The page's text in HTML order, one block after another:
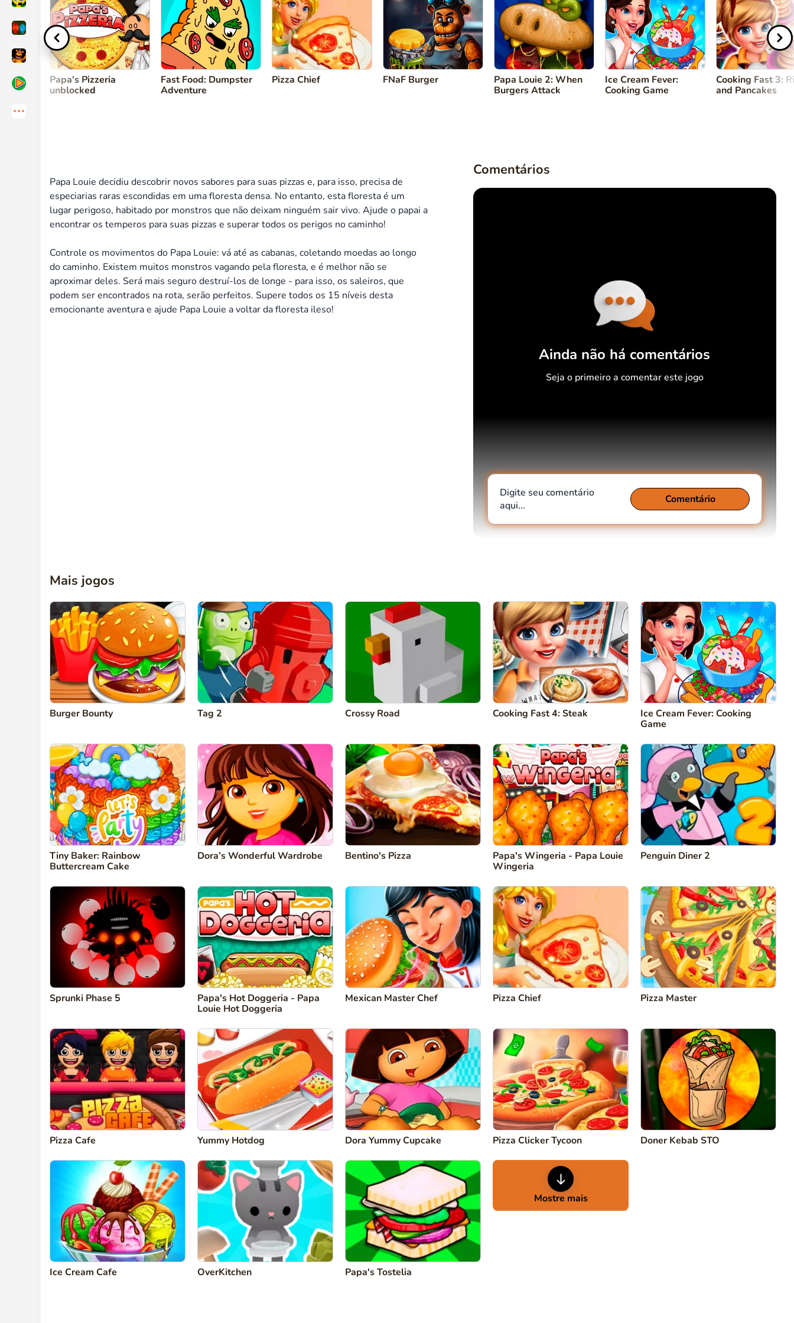
Controle Papa Louie Saltar Atacar Jogar
Papa's Pizzeria
unblocked
Fast Food: Dumpster
Adventure
Pizza Chief FNaF Burger
Papa Louie 2: When
Burgers Attack
Ice Cream Fever:
Cooking Game
Cooking Fast 3:
and Pancakes
Papa Louie decidiu descobrir novos sabores para suas pizzas e, para isso, precisa de
especiarias raras escondidas em uma floresta densa. No entanto, esta floresta é um
lugar perigoso, habitado por monstros que não deixam ninguém sair vivo. Ajude o papai a
encontrar os temperos para suas pizzas e superar todos os perigos no caminho!
Controle os movimentos do Papa Louie: vá até as cabanas, coletando moedas ao longo
do caminho. Existem muitos monstros vagando pela floresta, e é melhor não se
aproximar deles. Será mais seguro destruí-los de longe - para isso, os saleiros, que
podem ser encontrados na rota, serão perfeitos. Supere todos os 15 níveis desta
emocionante aventura e ajude Papa Louie a voltar da floresta ileso!
Comentários
Ainda não há comentários
Seja o primeiro a comentar este jogo
Digite seu comentário
aqui...
Comentário
Cancelar Comentário
Mais jogos
Burger Bounty Tag 2 Crossy Road Cooking Fast 4: Steak
Ice Cream Fever: Cooking
Game
Tiny Baker: Rainbow
Buttercream Cake
Dora’s Wonderful Wardrobe Bentino's Pizza
Papa's Wingeria - Papa Louie
Wingeria
Penguin Diner 2
Sprunki Phase 5
Papa's Hot Doggeria - Papa
Louie Hot Doggeria
Mexican Master Chef Pizza Chief Pizza Master
Pizza Cafe Yummy Hotdog Dora Yummy Cupcake Pizza Clicker Tycoon Doner Kebab STO
Ice Cream Cafe OverKitchen Papa's Tostelia
Mostre mais